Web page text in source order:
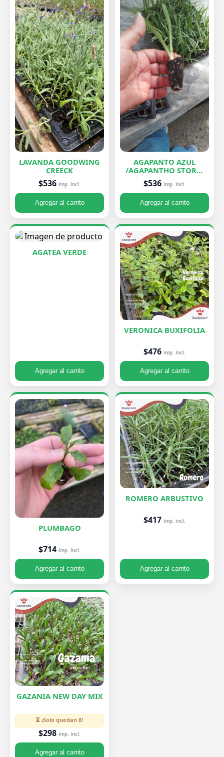
LAVANDA GOODWING
CREECK
$536 imp. incl.
Agregar al carrito
AGAPANTO AZUL
/AGAPANTHO STORM
CLOUD
$536 imp. incl.
Agregar al carrito
AGATEA VERDE
Agregar al carrito
VERONICA BUXIFOLIA
$476 imp. incl.
Agregar al carrito
PLUMBAGO
$714 imp. incl.
Agregar al carrito
ROMERO ARBUSTIVO
$417 imp. incl.
Agregar al carrito
GAZANIA NEW DAY MIX
⏳ ¡Solo quedan 8!
$298 imp. incl.
Agregar al carrito